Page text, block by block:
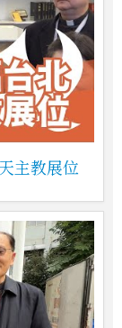
主教展位